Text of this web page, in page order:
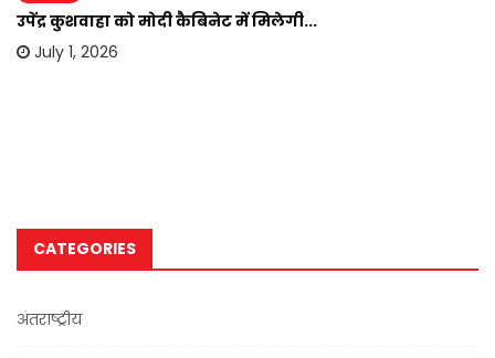
उपेंद्र कुशवाहा को मोदी कैबिनेट में मिलेगी...
July 1, 2026
CATEGORIES
अंतराष्ट्रीय